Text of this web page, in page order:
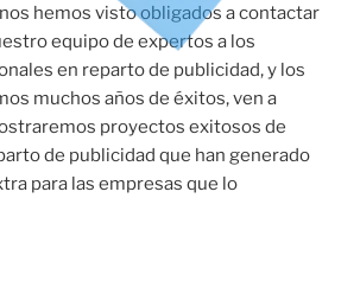
hemos visto obligados a contactar
equipo de expertos a los
en reparto de publicidad, y los
muchos años de éxitos, ven a
proyectos exitosos de
de publicidad que han generado
para las empresas que lo